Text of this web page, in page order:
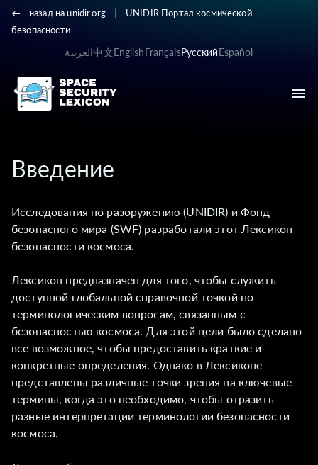
назад на unidir.org |
UNIDIR Портал космической
безопасности
العربية中文EnglishFrançaisРусскийEspañol
Введение
Исследования по разоружению (UNIDIR) и Фонд
безопасного мира (SWF) разработали этот Лексикон
безопасности космоса.
Лексикон предназначен для того, чтобы служить
доступной глобальной справочной точкой по
терминологическим вопросам, связанным с
безопасностью космоса. Для этой цели было сделано
все возможное, чтобы предоставить краткие и
конкретные определения. Однако в Лексиконе
представлены различные точки зрения на ключевые
термины, когда это необходимо, чтобы отразить
разные интерпретации терминологии безопасности
космоса.